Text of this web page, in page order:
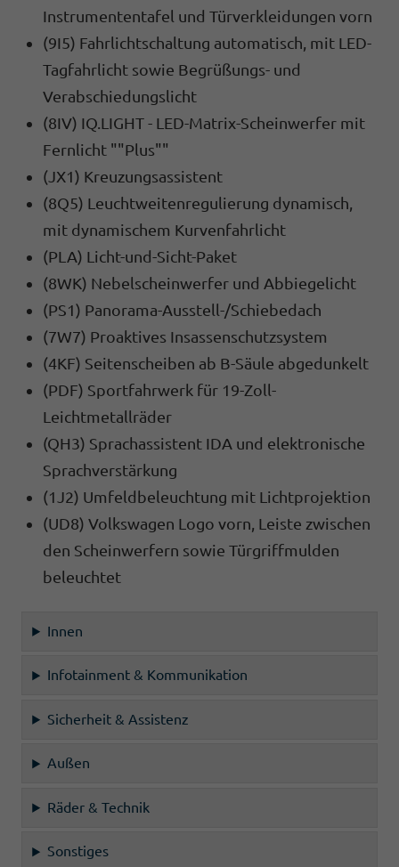
Instrumententafel und Türverkleidungen vorn
(9I5) Fahrlichtschaltung automatisch, mit LED-
Tagfahrlicht sowie Begrüßungs- und
Verabschiedungslicht
(8IV) IQ.LIGHT - LED-Matrix-Scheinwerfer mit
Fernlicht ""Plus""
(JX1) Kreuzungsassistent
(8Q5) Leuchtweitenregulierung dynamisch,
mit dynamischem Kurvenfahrlicht
(PLA) Licht-und-Sicht-Paket
(8WK) Nebelscheinwerfer und Abbiegelicht
(PS1) Panorama-Ausstell-/Schiebedach
(7W7) Proaktives Insassenschutzsystem
(4KF) Seitenscheiben ab B-Säule abgedunkelt
(PDF) Sportfahrwerk für 19-Zoll-
Leichtmetallräder
(QH3) Sprachassistent IDA und elektronische
Sprachverstärkung
(1J2) Umfeldbeleuchtung mit Lichtprojektion
(UD8) Volkswagen Logo vorn, Leiste zwischen
den Scheinwerfern sowie Türgriffmulden
beleuchtet
Innen
Infotainment & Kommunikation
Sicherheit & Assistenz
Außen
Räder & Technik
Sonstiges